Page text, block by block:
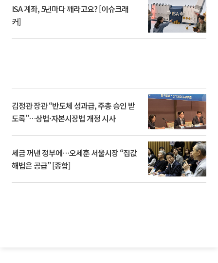
ISA 계좌, 5년마다 깨라고요? [이슈크래
커]
김정관 장관 “반도체 성과급, 주총 승인 받
도록”…상법·자본시장법 개정 시사
세금 꺼낸 정부에…오세훈 서울시장 “집값
해법은 공급” [종합]